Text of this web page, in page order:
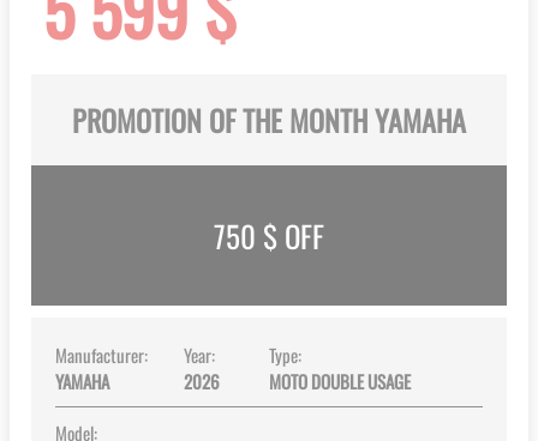
gallery
PROMOTION OF THE MONTH YAMAHA
750 $ OFF
Manufacturer:
YAMAHA
Year:
2026
Type:
MOTO DOUBLE USAGE
Model: